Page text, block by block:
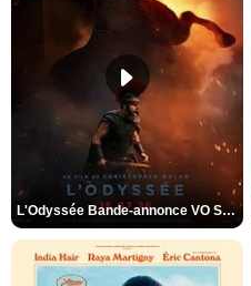
L'Odyssée Bande-annonce VO STFR